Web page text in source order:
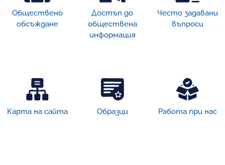
Обществено
обсъждане
Достъп дo
обществена
информация
Често задавани
въпроси
Карта на сайта Образци Работа при нас